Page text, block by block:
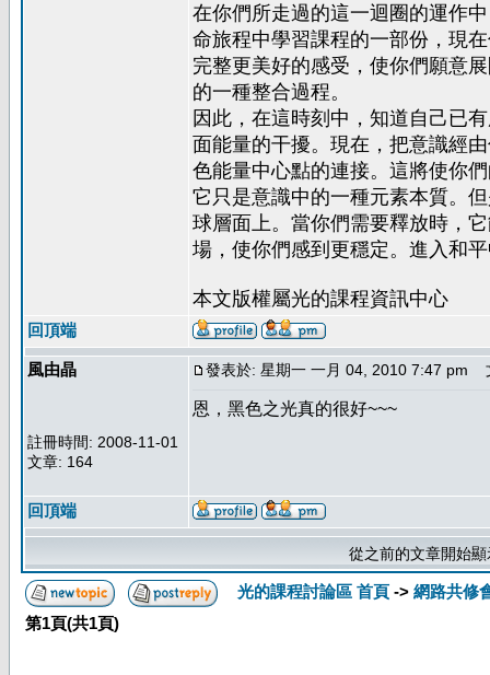
在你們所走過的這一迴圈的運作
命旅程中學習課程的一部份，現
完整更美好的感受，使你們願意
的一種整合過程。
因此，在這時刻中，知道自己已
面能量的干擾。現在，把意識經
色能量中心點的連接。這將使你
它只是意識中的一種元素本質。
球層面上。當你們需要釋放時，
場，使你們感到更穩定。進入和
本文版權屬光的課程資訊中心
回頂端
風由晶
註冊時間: 2008-11-01
文章: 164
發表於: 星期一 一月 04, 2010 7:47 pm
恩，黑色之光真的很好~~~
回頂端
從之前的文章開始
光的課程討論區 首頁 -> 網路共修
第1頁(共1頁)